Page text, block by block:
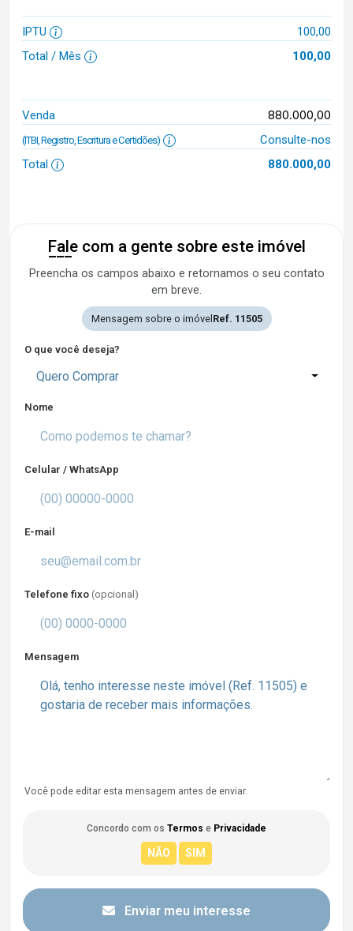
IPTU
100,00
Total / Mês
100,00
Venda 880.000,00
(ITBI, Registro, Escritura e Certidões)
Consulte-nos
Total
880.000,00
Fale com a gente sobre este imóvel
Preencha os campos abaixo e retornamos o seu contato
em breve.
Mensagem sobre o imóvelRef. 11505
O que você deseja?
Quero Comprar
Nome
Celular / WhatsApp
E-mail
Telefone fixo (opcional)
Mensagem
Você pode editar esta mensagem antes de enviar.
Concordo com os Termos e Privacidade
Enviar meu interesse